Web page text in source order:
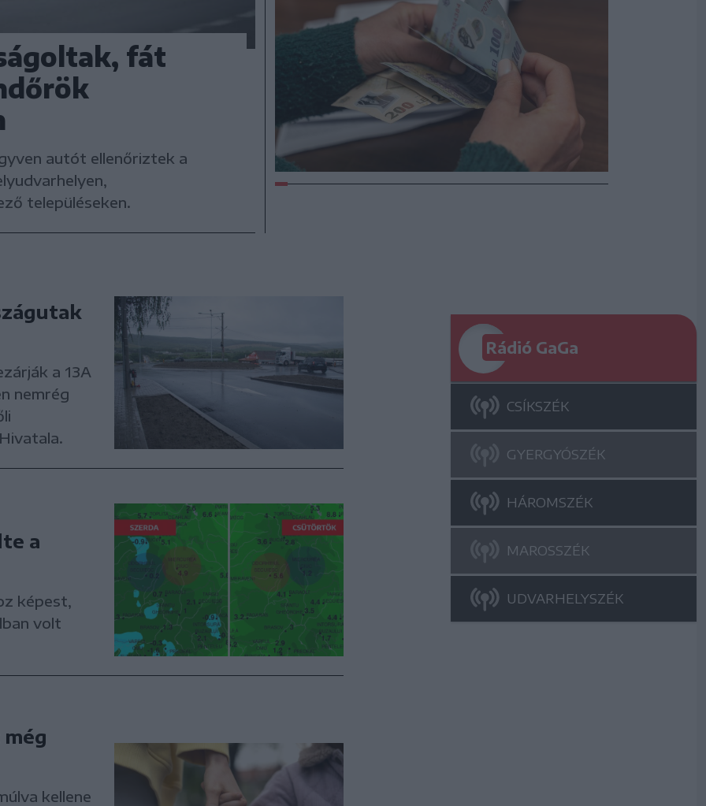
fát
autót ellenőriztek a
településeken.
a 13A
nemrég
a
képest,
volt
kellene
Rádió GaGa
CSÍKSZÉK
GYERGYÓSZÉK
HÁROMSZÉK
MAROSSZÉK
UDVARHELYSZÉK